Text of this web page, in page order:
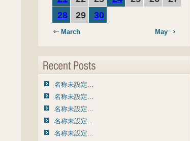
28
29 30
March May
名称未設定...
名称未設定...
名称未設定...
名称未設定...
名称未設定...